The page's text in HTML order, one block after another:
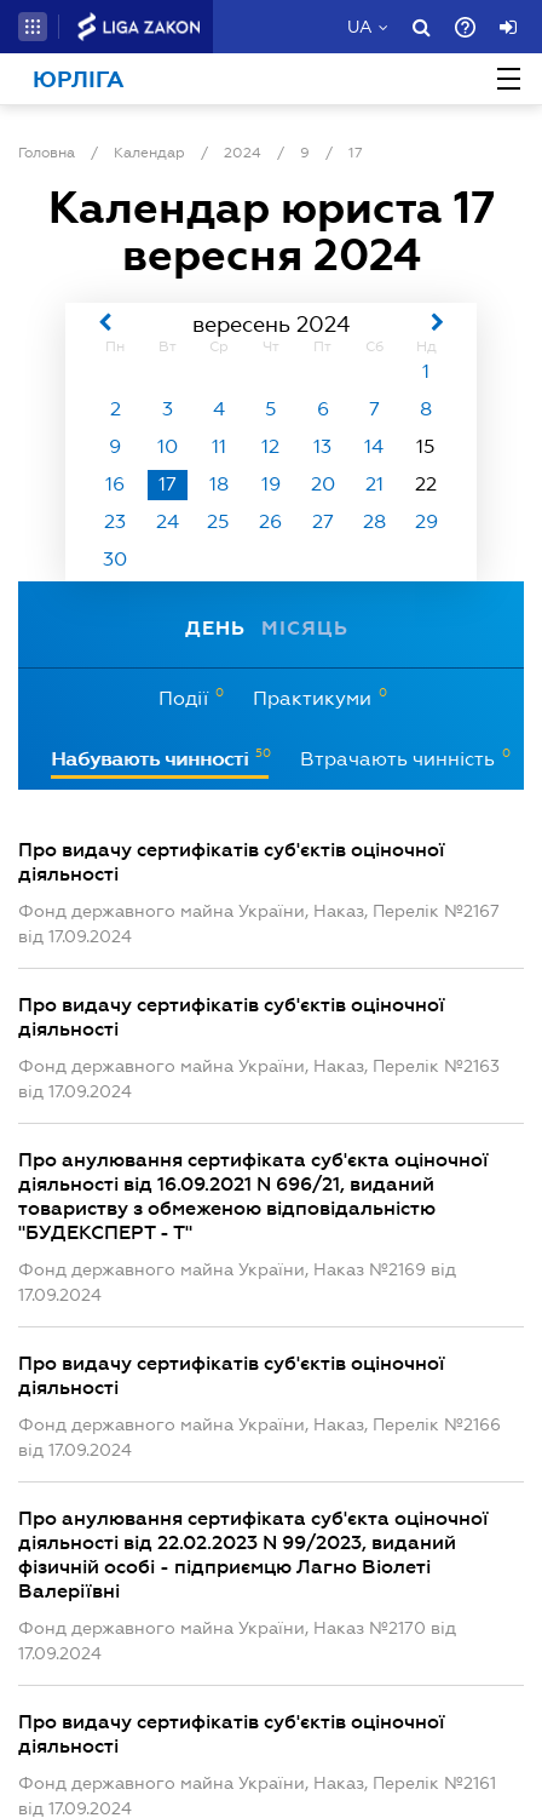
UA
ЮРЛІГА
Головна / Календар / 2024 / 9 / 17
Календар юриста 17
вересня 2024
вересень 2024
Пн Вт Ср Чт Пт Сб Нд
1
2
3 4 5 6 7
8
9
10 11 12 13 14
15
16
17 18 19 20 21
22
23
24 25 26 27 28
29
30
ДЕНЬ МІСЯЦЬ
Події 0 Практикуми 0
Набувають чинності 50 Втрачають чинність 0
Про видачу сертифікатів суб'єктів оціночної
діяльності
Фонд державного майна України, Наказ, Перелік №2167
від 17.09.2024
Про видачу сертифікатів суб'єктів оціночної
діяльності
Фонд державного майна України, Наказ, Перелік №2163
від 17.09.2024
Про анулювання сертифіката суб'єкта оціночної
діяльності від 16.09.2021 N 696/21, виданий
товариству з обмеженою відповідальністю
"БУДЕКСПЕРТ - Т"
Фонд державного майна України, Наказ №2169 від
17.09.2024
Про видачу сертифікатів суб'єктів оціночної
діяльності
Фонд державного майна України, Наказ, Перелік №2166
від 17.09.2024
Про анулювання сертифіката суб'єкта оціночної
діяльності від 22.02.2023 N 99/2023, виданий
фізичній особі - підприємцю Лагно Віолеті
Валеріївні
Фонд державного майна України, Наказ №2170 від
17.09.2024
Про видачу сертифікатів суб'єктів оціночної
діяльності
Фонд державного майна України, Наказ, Перелік №2161
від 17.09.2024